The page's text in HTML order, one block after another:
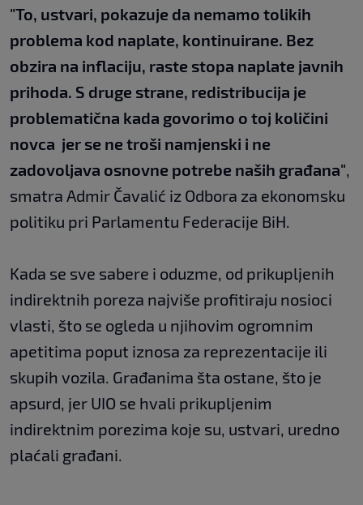
"To, ustvari, pokazuje da nemamo tolikih
problema kod naplate, kontinuirane. Bez
obzira na inflaciju, raste stopa naplate javnih
prihoda. S druge strane, redistribucija je
problematična kada govorimo o toj količini
novca jer se ne troši namjenski i ne
zadovoljava osnovne potrebe naših građana",
smatra Admir Čavalić iz Odbora za ekonomsku
politiku pri Parlamentu Federacije BiH.
Kada se sve sabere i oduzme, od prikupljenih
indirektnih poreza najviše profitiraju nosioci
vlasti, što se ogleda u njihovim ogromnim
apetitima poput iznosa za reprezentacije ili
skupih vozila. Građanima šta ostane, što je
apsurd, jer UIO se hvali prikupljenim
indirektnim porezima koje su, ustvari, uredno
plaćali građani.